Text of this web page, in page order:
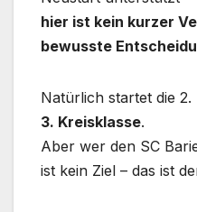
hier ist kein kurzer
bewusste
Natürlich startet die
3. Kreisklasse.
Aber wer den SC
ist kein Ziel – das ist